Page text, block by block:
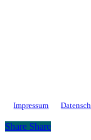
Impressum
Share Share